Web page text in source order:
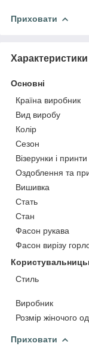
Приховати
Характеристики
Основні
Країна виробник
Вид виробу
Колір
Сезон
Візерунки і принти
Оздоблення та
Вишивка
Стать
Стан
Фасон рукава
Фасон вирізу
Стиль
Виробник
Розмір жіночого
Приховати